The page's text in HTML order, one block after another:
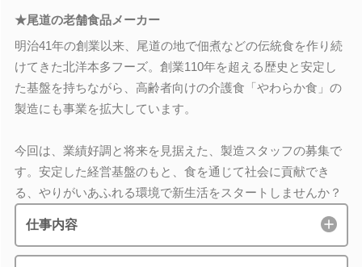
★尾道の老舗食品メーカー
明治41年の創業以来、尾道の地で佃煮などの伝統食を作り続
けてきた北洋本多フーズ。創業110年を超える歴史と安定し
た基盤を持ちながら、高齢者向けの介護食「やわらか食」の
製造にも事業を拡大しています。
今回は、業績好調と将来を見据えた、製造スタッフの募集で
す。安定した経営基盤のもと、食を通じて社会に貢献でき
る、やりがいあふれる環境で新生活をスタートしませんか？
仕事内容